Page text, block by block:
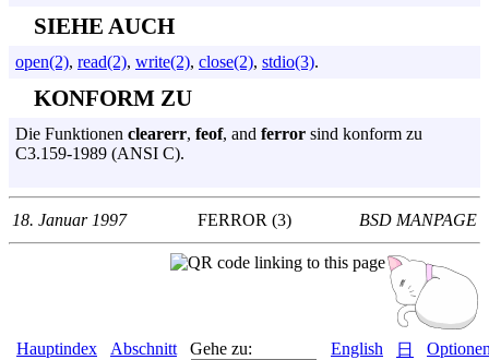
SIEHE AUCH
open(2), read(2), write(2), close(2), stdio(3).
KONFORM ZU
Die Funktionen clearerr, feof, and ferror sind konform zu
C3.159-1989 (ANSI C).
18. Januar 1997 FERROR (3) BSD MANPAGE
Hauptindex
Abschnitt
Gehe zu: English 日